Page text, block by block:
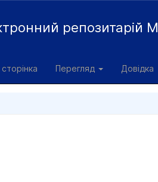
репозитарій
Перегляд Довідка